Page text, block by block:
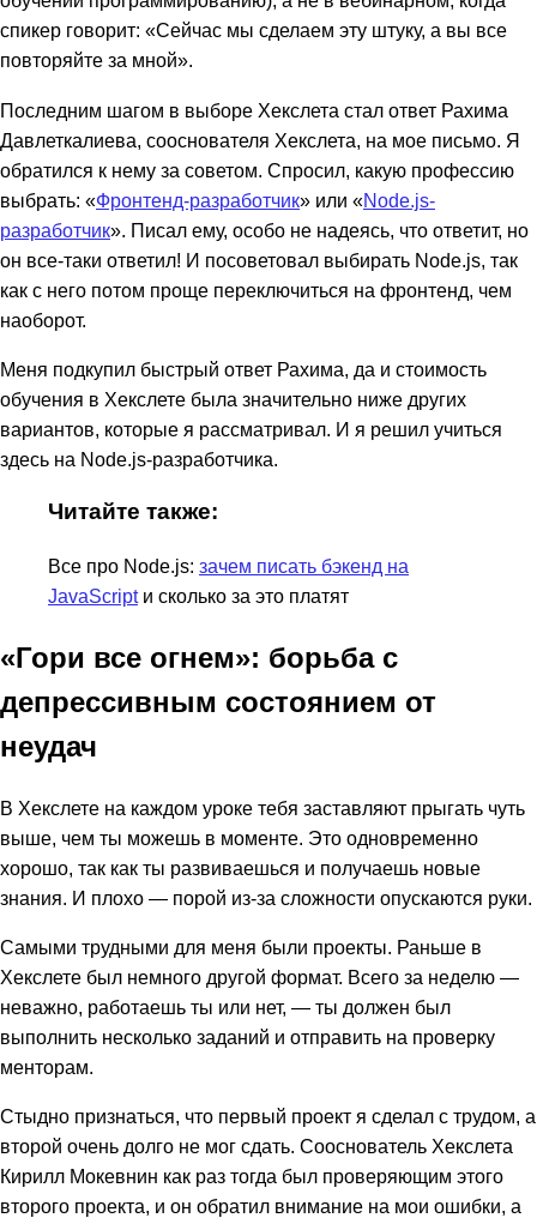
спикер говорит: «Сейчас мы сделаем эту штуку, а вы все
повторяйте за мной».
Последним шагом в выборе Хекслета стал ответ Рахима
Давлеткалиева, сооснователя Хекслета, на мое письмо. Я
обратился к нему за советом. Спросил, какую профессию
выбрать: «Фронтенд-разработчик» или «Node.js-
разработчик». Писал ему, особо не надеясь, что ответит, но
он все-таки ответил! И посоветовал выбирать Node.js, так
как с него потом проще переключиться на фронтенд, чем
наоборот.
Меня подкупил быстрый ответ Рахима, да и стоимость
обучения в Хекслете была значительно ниже других
вариантов, которые я рассматривал. И я решил учиться
здесь на Node.js-разработчика.
Читайте также:
Все про Node.js: зачем писать бэкенд на
JavaScriptи сколько за это платят
«Гори все огнем»: борьба с
депрессивным состоянием от
неудач
В Хекслете на каждом уроке тебя заставляют прыгать чуть
выше, чем ты можешь в моменте. Это одновременно
хорошо, так как ты развиваешься и получаешь новые
знания. И плохо — порой из-за сложности опускаются руки.
Самыми трудными для меня были проекты. Раньше в
Хекслете был немного другой формат. Всего за неделю —
неважно, работаешь ты или нет, — ты должен был
выполнить несколько заданий и отправить на проверку
менторам.
Стыдно признаться, что первый проект я сделал с трудом, а
второй очень долго не мог сдать. Сооснователь Хекслета
Кирилл Мокевнин как раз тогда был проверяющим этого
второго проекта, и он обратил внимание на мои ошибки, а